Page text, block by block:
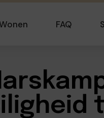
FAQ